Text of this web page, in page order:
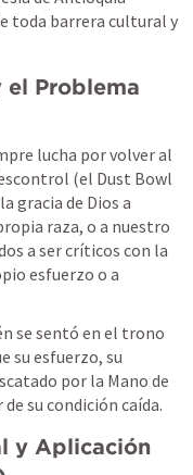
toda barrera cultural y
el Problema
lucha por volver al
(el Dust Bowl
gracia de Dios a
raza, o a nuestro
a ser críticos con la
esfuerzo o a
se sentó en el trono
su esfuerzo, su
por la Mano de
su condición caída.
y Aplicación